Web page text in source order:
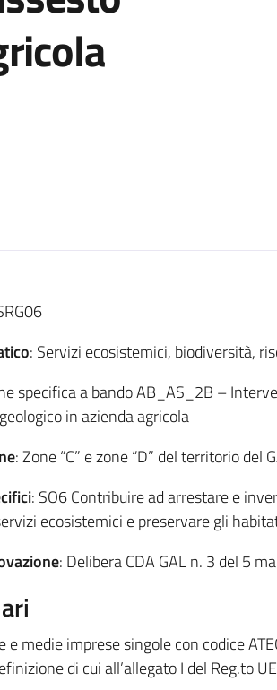
: Servizi ecosistemici, biodiversità,
specifica a bando AB_AS_2B –
in azienda agricola
: Zone “C” e zone “D” del territorio del
: SO6 Contribuire ad arrestare e
ecosistemici e preservare gli
: Delibera CDA GAL n. 3 del 5
e medie imprese singole con codice
di cui all’allegato I del Reg.to